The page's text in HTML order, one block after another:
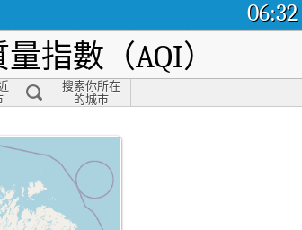
06:32
指數（AQI）
搜索你所在
的城市